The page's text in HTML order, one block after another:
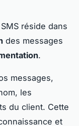
réside dans
des messages
.
messages,
les
du client. Cette
et